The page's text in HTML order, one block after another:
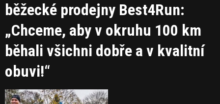
běžecké prodejny Best4Run:
„Chceme, aby v okruhu 100 km
běhali všichni dobře a v kvalitní
obuvi!“